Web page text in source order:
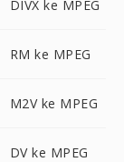
DIVX ke MPEG
RM ke MPEG
M2V ke MPEG
DV ke MPEG